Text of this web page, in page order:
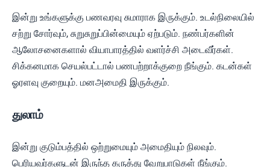
இன்று உங்களுக்கு பணவரவு சுமாராக இருக்கும். உடல்நிலையில்
சற்று சோர்வும், சுறுசுறுப்பின்மையும் ஏற்படும். நண்பர்களின்
ஆலோசனைகளால் வியாபாரத்தில் வளர்ச்சி அடைவீர்கள்.
சிக்கனமாக செயல்பட்டால் பணபற்றாக்குறை நீங்கும். கடன்கள்
ஓரளவு குறையும். மனஅமைதி இருக்கும்.
துலாம்
இன்று குடும்பத்தில் ஒற்றுமையும் அமைதியும் நிலவும்.
பெரியவர்களுடன் இருந்த கருத்து வேறுபாடுகள் நீங்கும்.